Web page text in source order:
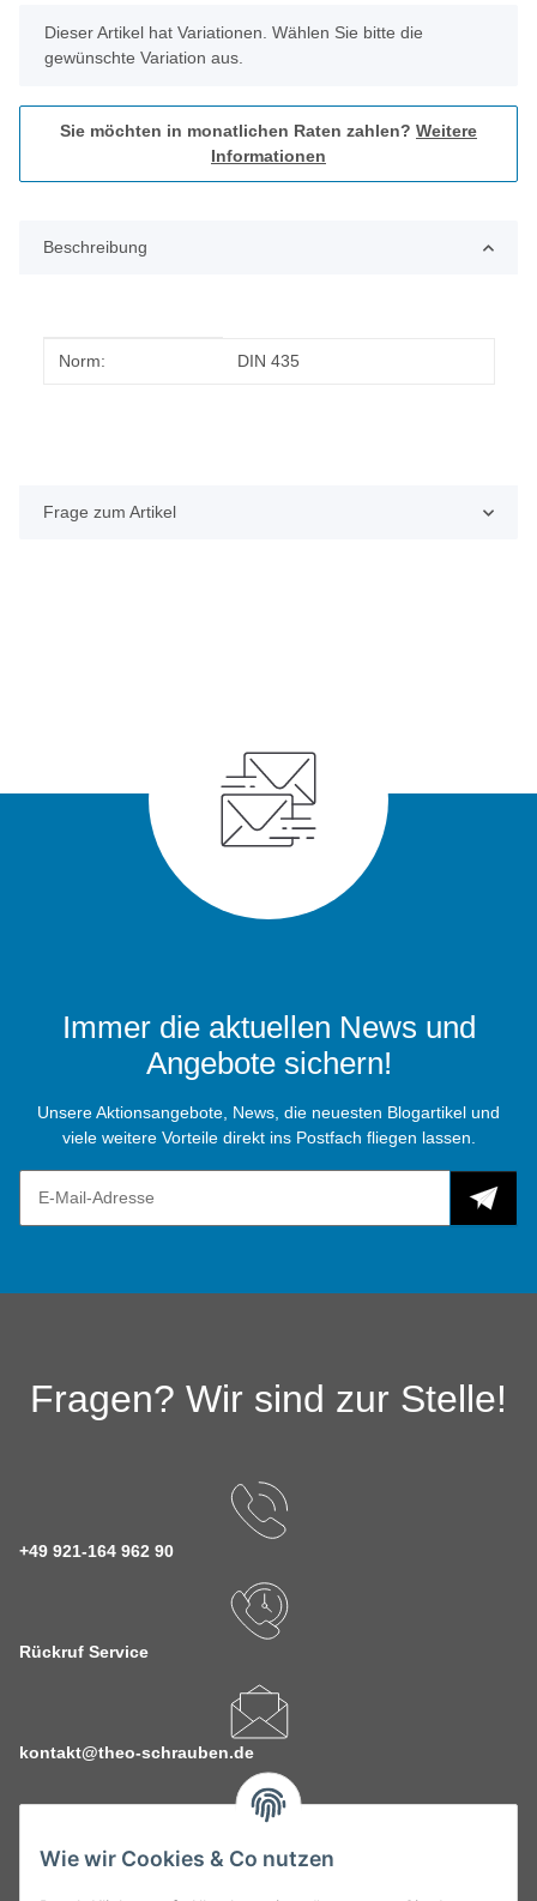
Wie wir Cookies & Co nutzen
x
Dieser Artikel hat Variationen. Wählen Sie bitte die
gewünschte Variation aus.
Sie möchten in monatlichen Raten zahlen? Weitere
Informationen
Beschreibung
Produkteigenschaft
Wert
Norm: DIN 435
Frage zum Artikel
Immer die aktuellen News und
Angebote sichern!
Unsere Aktionsangebote, News, die neuesten Blogartikel und
viele weitere Vorteile direkt ins Postfach fliegen lassen.
Fragen? Wir sind zur Stelle!
+49 921-164 962 90
Rückruf Service
kontakt@theo-schrauben.de